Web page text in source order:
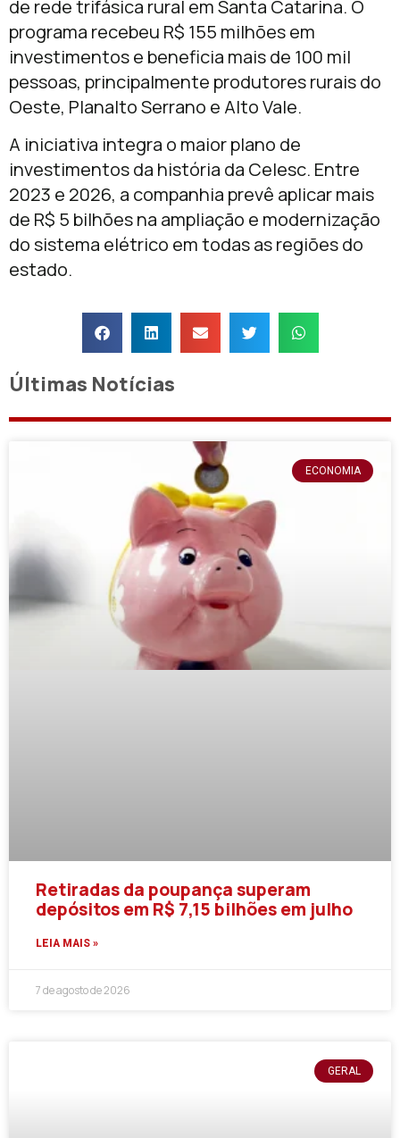
de rede trifásica rural em Santa Catarina. O
programa recebeu R$ 155 milhões em
investimentos e beneficia mais de 100 mil
pessoas, principalmente produtores rurais do
Oeste, Planalto Serrano e Alto Vale.
A iniciativa integra o maior plano de
investimentos da história da Celesc. Entre
2023 e 2026, a companhia prevê aplicar mais
de R$ 5 bilhões na ampliação e modernização
do sistema elétrico em todas as regiões do
estado.
Últimas Notícias
ECONOMIA
Retiradas da poupança superam
depósitos em R$ 7,15 bilhões em julho
LEIA MAIS »
7 de agosto de 2026
GERAL